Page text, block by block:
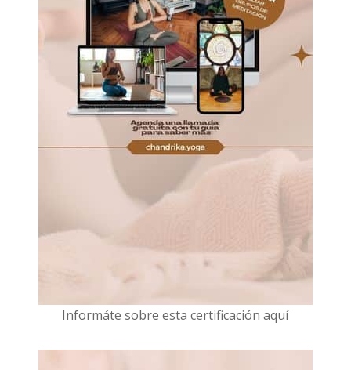
Informáte sobre esta certificación aquí